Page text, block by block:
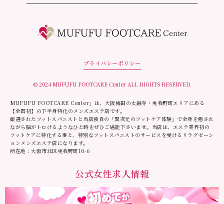
プライバシーポリシー
© 2024 MUFUFU FOOTCARE Center ALL RIGHTS RESERVED.
MUFUFU FOOTCARE Center」は、大阪梅田の太融寺・兎我野町エリアにある
【全国初】の下半身特化のメンズエステ店です。
厳選されたフットスパニストと当店独自の「異次元のフットケア体験」で全身を癒され
ながら脳がトロけるようなひと時をぜひご堪能下さいませ。当店は、エステ業界初の
フットケアに特化する事と、特別なフットスパニストのサービスを受けるリラグゼーシ
ョンメンズエステ店になります。
所在地：大阪市北区兎我野町10-6
公式女性求人情報